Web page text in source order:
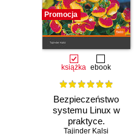
Promocja
książka ebook
Bezpieczeństwo
systemu Linux w
praktyce.
Tajinder Kalsi